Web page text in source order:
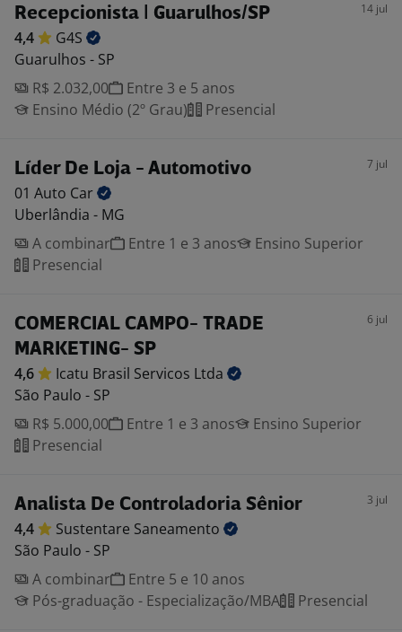
Recepcionista | Guarulhos/SP 14 jul
4,4
G4S
Guarulhos - SP
R$ 2.032,00
Entre 3 e 5 anos
Ensino Médio (2º Grau)
Presencial
Líder De Loja - Automotivo 7 jul
01 Auto Car
Uberlândia - MG
A combinar
Entre 1 e 3 anos
Ensino Superior
Presencial
COMERCIAL CAMPO- TRADE
MARKETING- SP
6 jul
4,6 Icatu Brasil Servicos Ltda
São Paulo - SP
R$ 5.000,00
Entre 1 e 3 anos
Ensino Superior
Presencial
Analista De Controladoria Sênior 3 jul
4,4 Sustentare Saneamento
São Paulo - SP
A combinar
Entre 5 e 10 anos
Pós-graduação - Especialização/MBA
Presencial